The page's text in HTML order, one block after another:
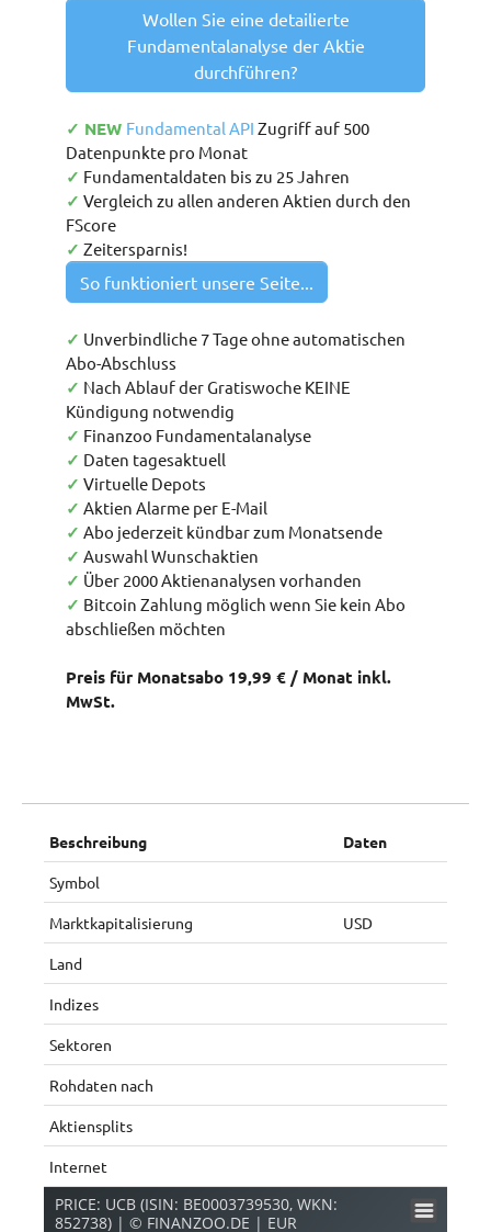
Wollen Sie eine detailierte
Fundamentalanalyse der Aktie
durchführen?
✓ NEW Fundamental API Zugriff auf 500
Datenpunkte pro Monat
✓ Fundamentaldaten bis zu 25 Jahren
✓ Vergleich zu allen anderen Aktien durch den
FScore
✓ Zeitersparnis!
So funktioniert unsere Seite...
✓ Unverbindliche 7 Tage ohne automatischen
Abo-Abschluss
✓ Nach Ablauf der Gratiswoche KEINE
Kündigung notwendig
✓ Finanzoo Fundamentalanalyse
✓ Daten tagesaktuell
✓ Virtuelle Depots
✓ Aktien Alarme per E-Mail
✓ Abo jederzeit kündbar zum Monatsende
✓ Auswahl Wunschaktien
✓ Über 2000 Aktienanalysen vorhanden
✓ Bitcoin Zahlung möglich wenn Sie kein Abo
abschließen möchten
Preis für Monatsabo 19,99 € / Monat inkl.
MwSt.
Beschreibung Daten
Symbol
Marktkapitalisierung USD
Land
Indizes
Sektoren
Rohdaten nach
Aktiensplits
Internet
PRICE: UCB (ISIN: BE0003739530, WKN:
852738) | © FINANZOO.DE | EUR